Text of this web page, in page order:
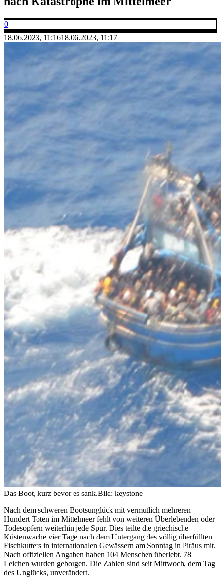
0
18.06.2023, 11:1618.06.2023, 11:17
Das Boot, kurz bevor es sank.Bild: keystone
Nach dem schweren Bootsunglück mit vermutlich mehreren
Hundert Toten im Mittelmeer fehlt von weiteren Überlebenden oder
Todesopfern weiterhin jede Spur. Dies teilte die griechische
Küstenwache vier Tage nach dem Untergang des völlig überfüllten
Fischkutters in internationalen Gewässern am Sonntag in Piräus mit.
Nach offiziellen Angaben haben 104 Menschen überlebt. 78
Leichen wurden geborgen. Die Zahlen sind seit Mittwoch, dem Tag
des Unglücks, unverändert.